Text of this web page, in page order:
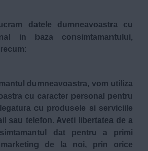
datele dumneavoastra cu
in baza consimtamantului,
dumneavoastra, vom utiliza
cu caracter personal pentru
cu produsele si serviciile
sau telefon. Aveti libertatea de a
dat pentru a primi
de la noi, prin orice